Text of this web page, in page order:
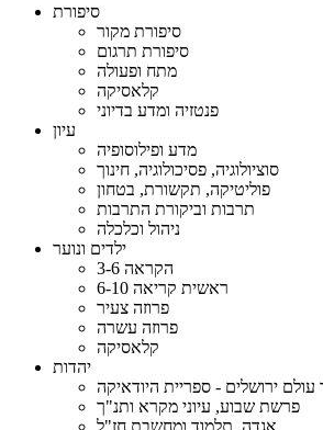
סיפורת
סיפורת מקור
סיפורת תרגום
מתח ופעולה
קלאסיקה
פנטזיה ומדע בדיוני
עיון
מדע ופילוסופיה
סוציולוגיה, פסיכולוגיה, חינוך
פוליטיקה, תקשורת, בטחון
תרבות וביקורת התרבות
ניהול וכלכלה
ילדים ונוער
הקראה 3-6
ראשית קריאה 6-10
פרוזה צעיר
פרוזה עשרה
קלאסיקה
יהדות
עולם ירושלים - ספריית היודאיקה
פרשת שבוע, עיוני מקרא ותנ"ך
אגדה, תלמוד ומחשבת חז"ל